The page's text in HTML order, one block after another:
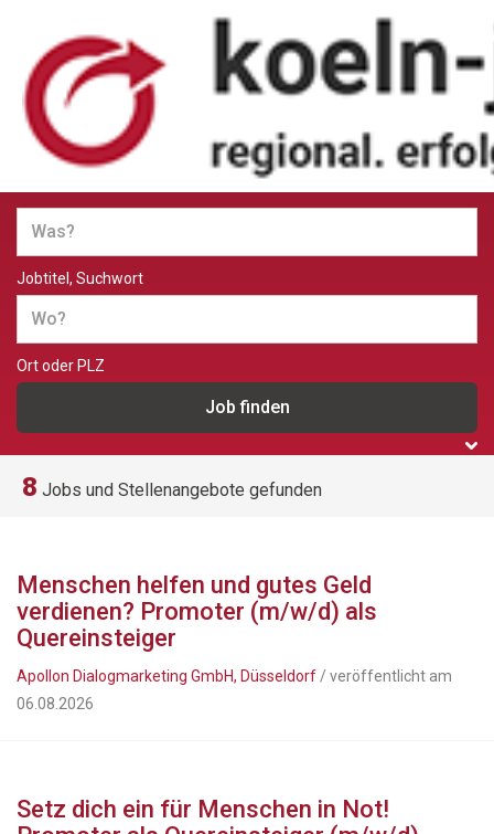
Jobs und Stellenangebote in
Köln
Jobtitel, Suchwort
Ort oder PLZ
8 Jobs und Stellenangebote gefunden
Menschen helfen und gutes Geld
verdienen? Promoter (m/w/d) als
Quereinsteiger
Apollon Dialogmarketing GmbH, Düsseldorf / veröffentlicht am
06.08.2026
Setz dich ein für Menschen in Not!